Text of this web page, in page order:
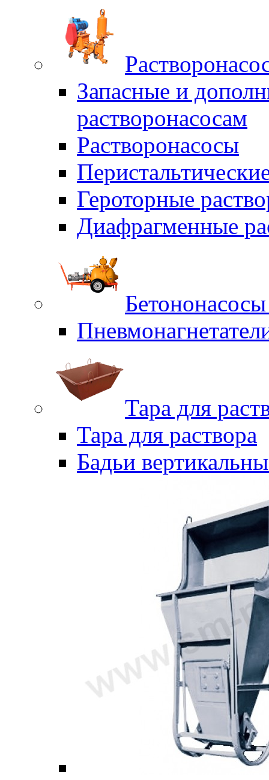
Запасные и
растворонасосам
Растворонасосы
Героторные
Диафрагменные
Тара для
Тара для раствора
Бадьи